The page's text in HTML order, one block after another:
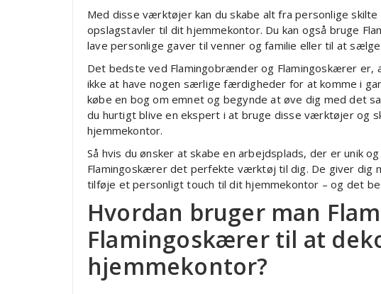
Med disse værktøjer kan du skabe alt fra personlige
opslagstavler til dit hjemmekontor. Du kan også bruge
lave personlige gaver til venner og familie eller til at
Det bedste ved Flamingobrænder og Flamingoskærer
ikke at have nogen særlige færdigheder for at komme i
købe en bog om emnet og begynde at øve dig med det
du hurtigt blive en ekspert i at bruge disse værktøjer og
hjemmekontor.
Så hvis du ønsker at skabe en arbejdsplads, der er unik
Flamingoskærer det perfekte værktøj til dig. De giver dig
tilføje et personligt touch til dit hjemmekontor – og det
Hvordan bruger man
Flamingoskærer til at
hjemmekontor?